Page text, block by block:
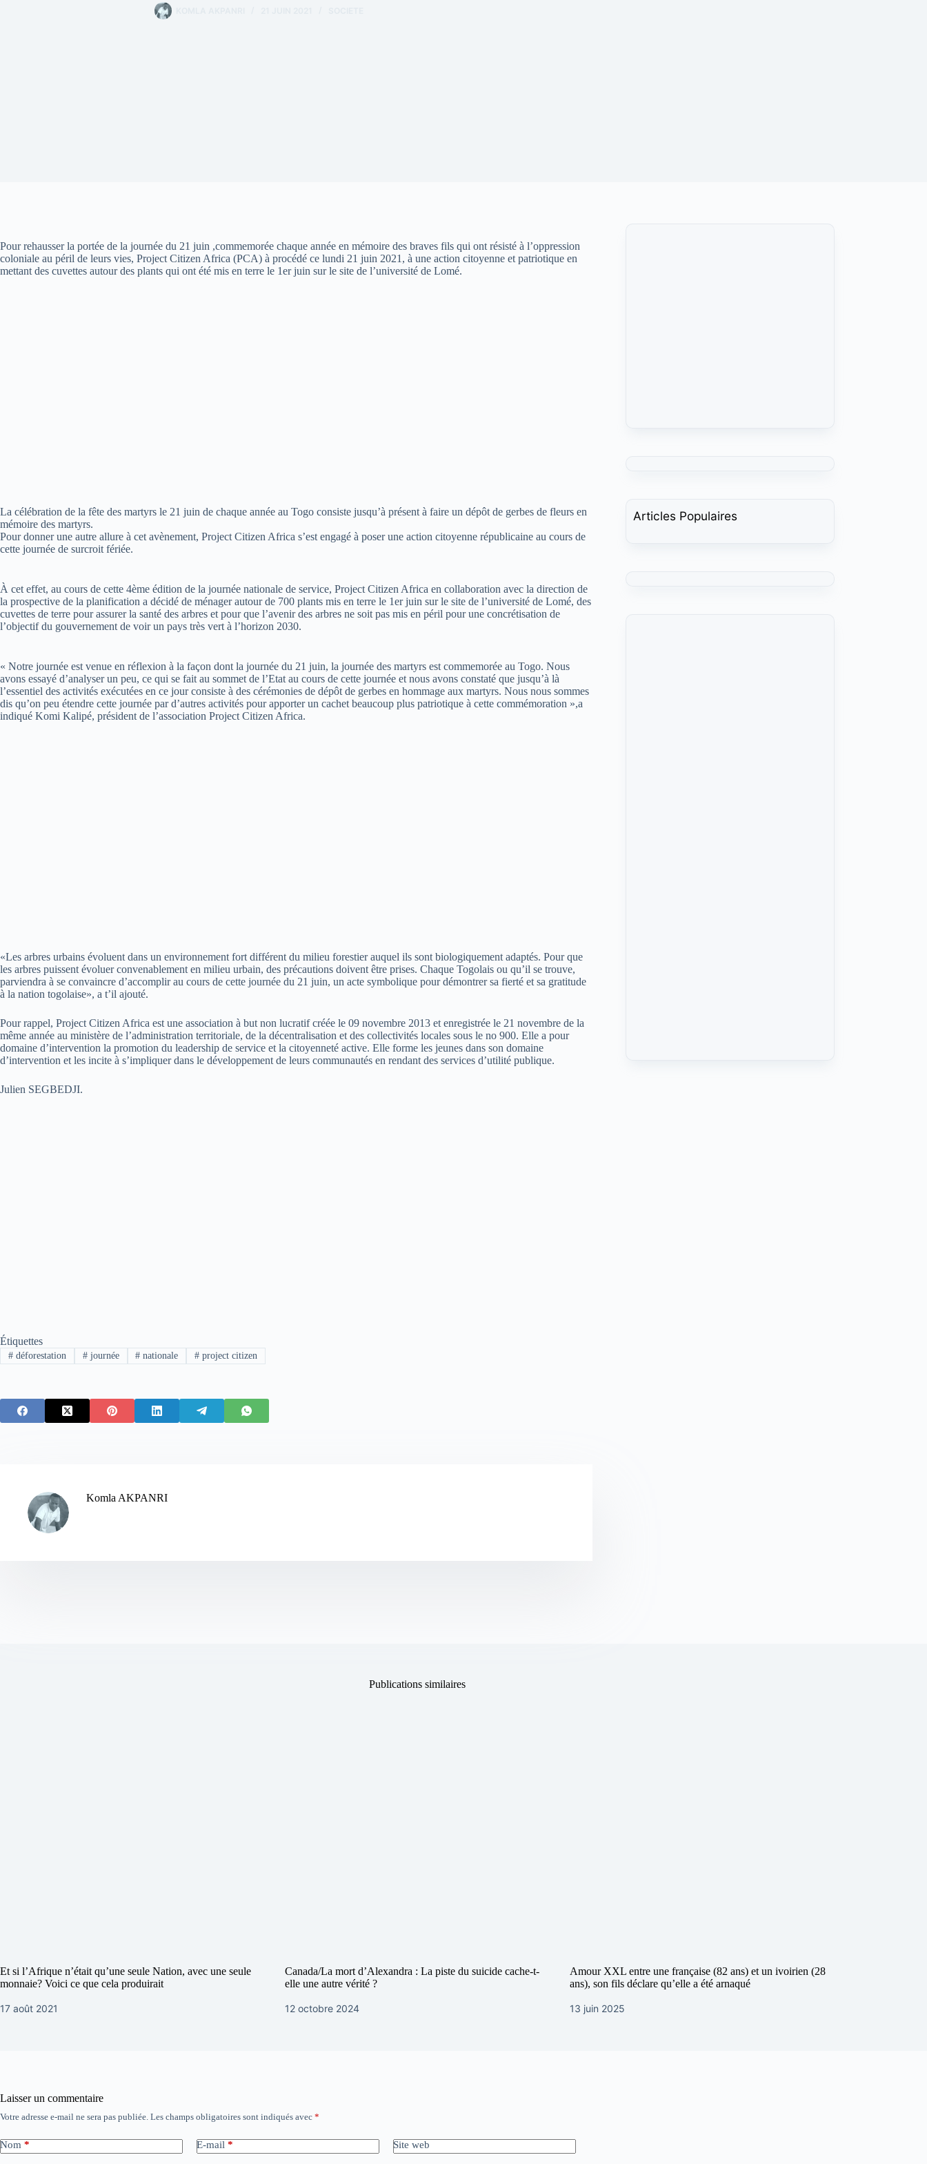
Pour rehausser la portée de la journée du 21 juin ,commemorée chaque année en mémoire des braves fils qui ont résisté à l’oppression
coloniale au péril de leurs vies, Project Citizen Africa (PCA) à procédé ce lundi 21 juin 2021, à une action citoyenne et patriotique en
mettant des cuvettes autour des plants qui ont été mis en terre le 1er juin sur le site de l’université de Lomé.
La célébration de la fête des martyrs le 21 juin de chaque année au Togo consiste jusqu’à présent à faire un dépôt de gerbes de fleurs en
mémoire des martyrs.
Pour donner une autre allure à cet avènement, Project Citizen Africa s’est engagé à poser une action citoyenne républicaine au cours de
cette journée de surcroit fériée.
À cet effet, au cours de cette 4ème édition de la journée nationale de service, Project Citizen Africa en collaboration avec la direction de
la prospective de la planification a décidé de ménager autour de 700 plants mis en terre le 1er juin sur le site de l’université de Lomé, des
cuvettes de terre pour assurer la santé des arbres et pour que l’avenir des arbres ne soit pas mis en péril pour une concrétisation de
l’objectif du gouvernement de voir un pays très vert à l’horizon 2030.
« Notre journée est venue en réflexion à la façon dont la journée du 21 juin, la journée des martyrs est commemorée au Togo. Nous
avons essayé d’analyser un peu, ce qui se fait au sommet de l’Etat au cours de cette journée et nous avons constaté que jusqu’à là
l’essentiel des activités exécutées en ce jour consiste à des cérémonies de dépôt de gerbes en hommage aux martyrs. Nous nous sommes
dis qu’on peu étendre cette journée par d’autres activités pour apporter un cachet beaucoup plus patriotique à cette commémoration »,a
indiqué Komi Kalipé, président de l’association Project Citizen Africa.
«Les arbres urbains évoluent dans un environnement fort différent du milieu forestier auquel ils sont biologiquement adaptés. Pour que
les arbres puissent évoluer convenablement en milieu urbain, des précautions doivent être prises. Chaque Togolais ou qu’il se trouve,
parviendra à se convaincre d’accomplir au cours de cette journée du 21 juin, un acte symbolique pour démontrer sa fierté et sa gratitude
à la nation togolaise», a t’il ajouté.
Pour rappel, Project Citizen Africa est une association à but non lucratif créée le 09 novembre 2013 et enregistrée le 21 novembre de la
même année au ministère de l’administration territoriale, de la décentralisation et des collectivités locales sous le no 900. Elle a pour
domaine d’intervention la promotion du leadership de service et la citoyenneté active. Elle forme les jeunes dans son domaine
d’intervention et les incite à s’impliquer dans le développement de leurs communautés en rendant des services d’utilité publique.
Julien SEGBEDJI.
Étiquettes
#déforestation #journée # nationale # project citizen
Komla AKPANRI
Articles Populaires
Publications similaires
Et si l’Afrique n’était qu’une seule Nation, avec une seule
monnaie? Voici ce que cela produirait
17 août 2021
Canada/La mort d’Alexandra : La piste du suicide cache-t-
elle une autre vérité ?
12 octobre 2024
Amour XXL entre une française (82 ans) et un ivoirien (28
ans), son fils déclare qu’elle a été arnaqué
13 juin 2025
Laisser un commentaire
Votre adresse e-mail ne sera pas publiée. Les champs obligatoires sont indiqués avec *
Nom * E-mail * Site web